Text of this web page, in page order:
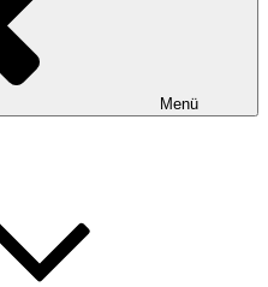
Menü